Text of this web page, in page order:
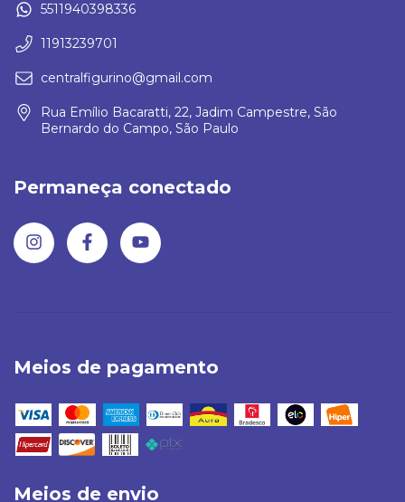
5511940398336
11913239701
centralfigurino@gmail.com
Rua Emílio Bacaratti, 22, Jadim Campestre, São
Bernardo do Campo, São Paulo
Permaneça conectado
Meios de pagamento
Meios de envio